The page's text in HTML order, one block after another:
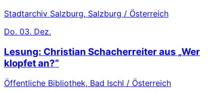
Stadtarchiv Salzburg, Salzburg / Österreich
Do. 03. Dez.
Lesung: Christian Schacherreiter aus „Wer
klopfet an?“
Öffentliche Bibliothek, Bad Ischl / Österreich